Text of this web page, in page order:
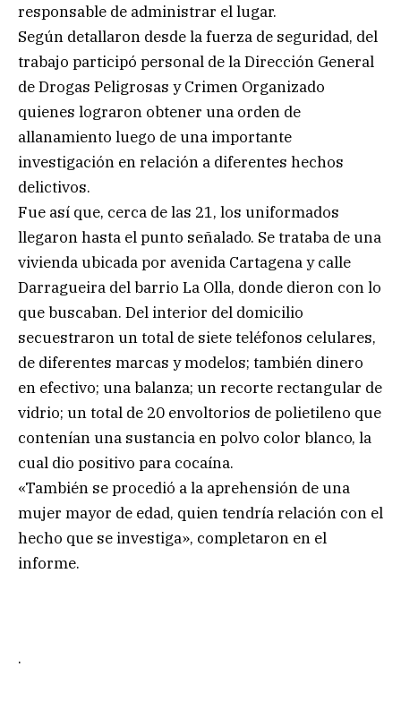
responsable de administrar el lugar.
Según detallaron desde la fuerza de seguridad, del
trabajo participó personal de la Dirección General
de Drogas Peligrosas y Crimen Organizado
quienes lograron obtener una orden de
allanamiento luego de una importante
investigación en relación a diferentes hechos
delictivos.
Fue así que, cerca de las 21, los uniformados
llegaron hasta el punto señalado. Se trataba de una
vivienda ubicada por avenida Cartagena y calle
Darragueira del barrio La Olla, donde dieron con lo
que buscaban. Del interior del domicilio
secuestraron un total de siete teléfonos celulares,
de diferentes marcas y modelos; también dinero
en efectivo; una balanza; un recorte rectangular de
vidrio; un total de 20 envoltorios de polietileno que
contenían una sustancia en polvo color blanco, la
cual dio positivo para cocaína.
«También se procedió a la aprehensión de una
mujer mayor de edad, quien tendría relación con el
hecho que se investiga», completaron en el
informe.
.